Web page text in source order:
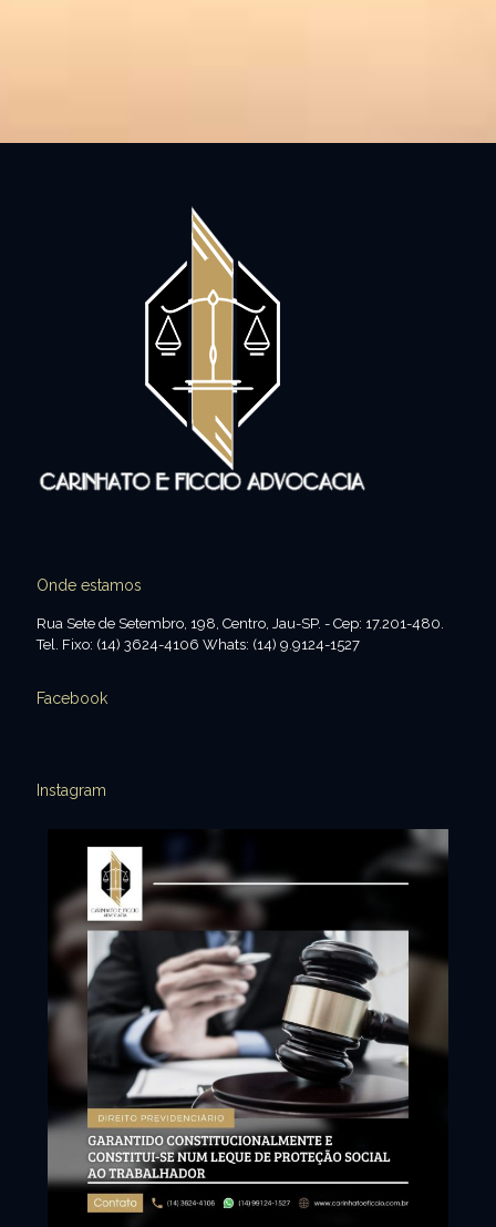
Onde estamos
Rua Sete de Setembro, 198, Centro, Jau-SP. - Cep: 17.201-480.
Tel. Fixo: (14) 3624-4106 Whats: (14) 9.9124-1527
Facebook
Instagram